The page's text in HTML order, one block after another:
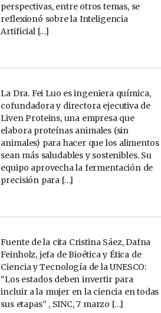
perspectivas, entre otros temas, se
reflexionó sobre la Inteligencia
Artificial […]
La Dra. Fei Luo es ingeniera química,
cofundadora y directora ejecutiva de
Liven Proteins, una empresa que
elabora proteínas animales (sin
animales) para hacer que los alimentos
sean más saludables y sostenibles. Su
equipo aprovecha la fermentación de
precisión para […]
Fuente de la cita Cristina Sáez, Dafna
Feinholz, jefa de Bioética y Ética de
Ciencia y Tecnología de la UNESCO:
“Los estados deben invertir para
incluir a la mujer en la ciencia en todas
sus etapas” , SINC, 7 marzo […]